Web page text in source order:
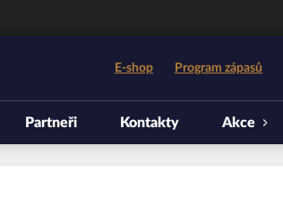
E-shop Program zápasů
Partneři Kontakty Akce